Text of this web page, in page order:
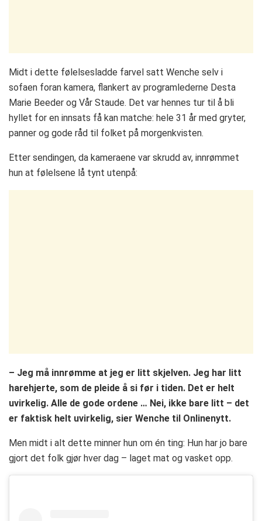
Midt i dette følelsesladde farvel satt Wenche selv i
sofaen foran kamera, flankert av programlederne Desta
Marie Beeder og Vår Staude. Det var hennes tur til å bli
hyllet for en innsats få kan matche: hele 31 år med gryter,
panner og gode råd til folket på morgenkvisten.
Etter sendingen, da kameraene var skrudd av, innrømmet
hun at følelsene lå tynt utenpå:
– Jeg må innrømme at jeg er litt skjelven. Jeg har litt
harehjerte, som de pleide å si før i tiden. Det er helt
uvirkelig. Alle de gode ordene … Nei, ikke bare litt – det
er faktisk helt uvirkelig, sier Wenche til Onlinenytt.
Men midt i alt dette minner hun om én ting: Hun har jo bare
gjort det folk gjør hver dag – laget mat og vasket opp.